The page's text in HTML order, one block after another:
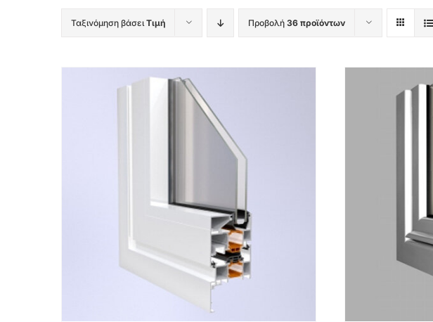
Ταξινόμηση βάσειΤιμή Προβολή 36 προϊόντων